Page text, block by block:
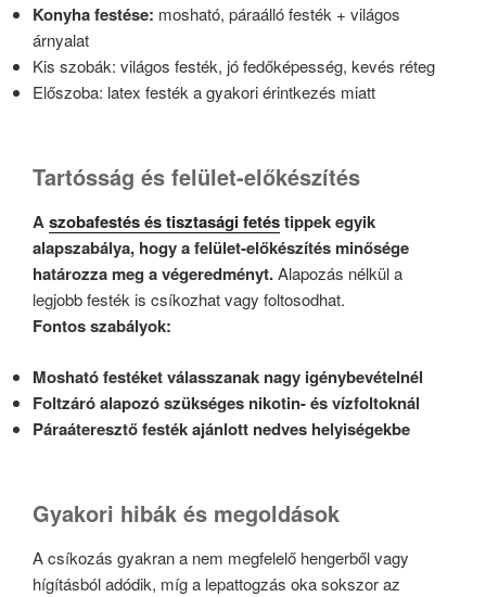
Konyha festése: mosható, páraálló festék + világos
árnyalat
Kis szobák: világos festék, jó fedőképesség, kevés réteg
Előszoba: latex festék a gyakori érintkezés miatt
Tartósság és felület-előkészítés
Aszobafestés és tisztasági fetéstippek egyik
alapszabálya, hogy a felület-előkészítés minősége
határozza meg a végeredményt.Alapozás nélkül a
legjobb festék is csíkozhat vagy foltosodhat.
Fontos szabályok:
Mosható festéket válasszanak nagy igénybevételnél
Foltzáró alapozó szükséges nikotin- és vízfoltoknál
Páraáteresztő festék ajánlott nedves helyiségekbe
Gyakori hibák és megoldások
A csíkozás gyakran a nem megfelelő hengerből vagy
hígításból adódik, míg a lepattogzás oka sokszor az